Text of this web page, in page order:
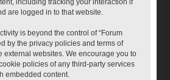
are logged in to that website.
is beyond the control of “Forum
by the privacy policies and terms of
external websites. We encourage you to
policies of any third-party services
embedded content.